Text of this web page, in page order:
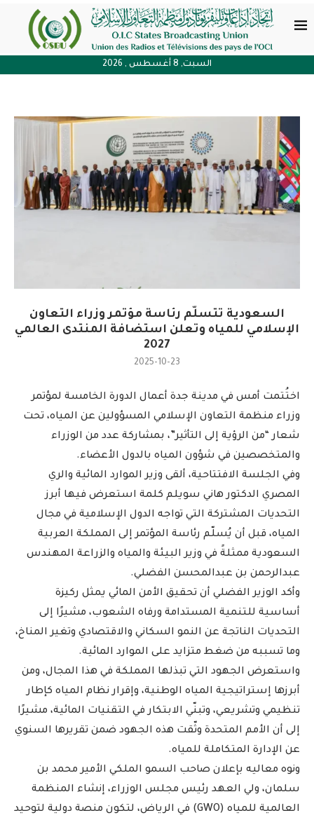
السبت, 8 أغسطس , 2026
السعودية تتسلّم رئاسة مؤتمر وزراء التعاون
الإسلامي للمياه وتعلن استضافة المنتدى العالمي
2027
2025-10-23
اختُتمت أمس في مدينة جدة أعمال الدورة الخامسة لمؤتمر
وزراء منظمة التعاون الإسلامي المسؤولين عن المياه، تحت
شعار “من الرؤية إلى التأثير”، بمشاركة عدد من الوزراء
والمتخصصين في شؤون المياه بالدول الأعضاء.
وفي الجلسة الافتتاحية، ألقى وزير الموارد المائية والري
المصري الدكتور هاني سويلم كلمة استعرض فيها أبرز
التحديات المشتركة التي تواجه الدول الإسلامية في مجال
المياه، قبل أن يُسلّم رئاسة المؤتمر إلى المملكة العربية
السعودية ممثلةً في وزير البيئة والمياه والزراعة المهندس
عبدالرحمن بن عبدالمحسن الفضلي.
وأكد الوزير الفضلي أن تحقيق الأمن المائي يمثل ركيزة
أساسية للتنمية المستدامة ورفاه الشعوب، مشيرًا إلى
التحديات الناتجة عن النمو السكاني والاقتصادي وتغير المناخ،
وما تسببه من ضغط متزايد على الموارد المائية.
واستعرض الجهود التي تبذلها المملكة في هذا المجال، ومن
أبرزها إستراتيجية المياه الوطنية، وإقرار نظام المياه كإطار
تنظيمي وتشريعي، وتبنّي الابتكار في التقنيات المائية، مشيرًا
إلى أن الأمم المتحدة وثّقت هذه الجهود ضمن تقريرها السنوي
عن الإدارة المتكاملة للمياه.
ونوه معاليه بإعلان صاحب السمو الملكي الأمير محمد بن
سلمان، ولي العهد رئيس مجلس الوزراء، إنشاء المنظمة
العالمية للمياه (GWO) في الرياض، لتكون منصة دولية لتوحيد